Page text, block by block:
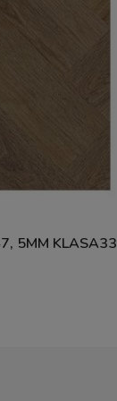
5MM KLASA33